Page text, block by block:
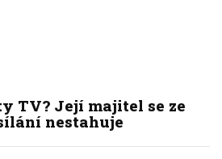
TV? Její majitel se ze
nestahuje